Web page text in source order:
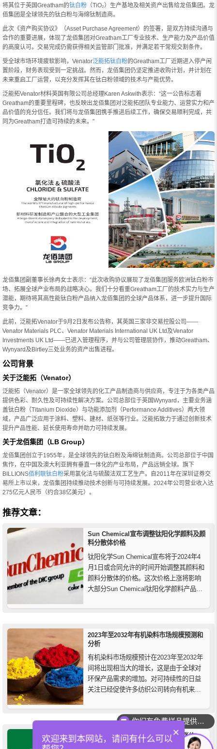
将其位于英国Greatham的钛白粉 （TiO₂）生产基地及相关资产出售给龙佰集团。龙
佰集团是全球领先的钛白粉与海绵钛制造商。
此次《资产购买协议》（Asset Purchase Agreement）的签署，是双方持续沟通与
合作的重要进展，体现了龙佰集团对Greatham工厂专业技术、生产能力及产品价值
的高度认可。交易完成仍需获得相关监管部门批准，并满足若干常规交割条件。
受全球市场环境疲软影响，Venator泛能拓钛白粉的Greatham工厂近期进入停产闲
置阶段，财务表现受到一定挑战。然而，龙佰集团仍坚定推进收购计划，并计划在
未来重启工厂运营，以充分发挥其在钛白粉领域的技术与产能优势。
泛能拓Venator材料英国有限公司总经理Karen Askwith表示：“这一公告标志着
Greatham的重要里程碑，也反映出龙佰集团对泛能拓团队专业能力、运营实力和产
品价值的充分信任。我们将与龙佰集团携手推进后续工作，确保交易顺利完成，共
同为Greatham打造可持续的未来。”
龙佰集团副董事长徐冉女士表示：“此次收购协议展现了龙佰集团服务欧洲钛白粉市
场、拓展全球产业布局的战略决心。我们十分看重Greatham工厂的技术实力与生产
潜能，期待将其高性能钛白粉产品纳入龙佰集团的全球产品体系，进一步提升国际
竞争力。”
此前，泛能拓Venator于9月2日发布公告称，其英国三家非交易控股公司——
Venator Materials PLC、Venator Materials International UK Ltd及Venator
Investments UK Ltd——已进入管理程序，并与公司管理层协作，推动Greatham、
Wynyard及Birtley三处业务的资产出售进程。
公司背景
关于泛能拓（Venator）
泛能拓（Venator）是一家全球领先的化工产品制造商与供应商，专注于为各类产品
提供色彩、耐久性及可持续性解决方案。公司总部位于英国Wynyard，主要业务涵
盖钛白粉（Titanium Dioxide）与功能添加剂（Performance Additives）两大领
域，产品广泛应用于涂料、塑料、建材、纸张等行业。泛能拓致力于通过创新技术
提升产品性能、延长使用寿命并助力可持续发展。
关于龙佰集团（LB Group）
龙佰集团创立于1955年，是全球领先的钛白粉及海绵钛制造商。公司总部位于中国
焦作，在中国及澳大利亚拥有垂直一体化的产业布局，产品远销全球。旗下
BILLIONS佰利联钛白粉采用氯化法与硫酸法双工艺生产。自2011年在深圳证券交
易所上市以来，龙佰集团持续推动技术创新与可持续发展。2024年公司营业收入达
275亿元人民币（约合38亿美元）。
推荐文章：
Sun Chemical宣布调整钛阳化学颜料及颜
料分散体价格
钛阳化学Sun Chemical宣布将于2024年4
月1日或合同允许的时间开始调整其颜料和
颜料分散体的价格。这次价格上涨将影响
大部分Sun Chemical钛阳化学颜料产品组
力成本、全球通货膨胀和不断上升的能源
素，但并没有足够的价格降低来抵消整
体...
2023年至2032年有机染料市场规模预测和
分析
有机染料市场规模预计在2023年至2032年
间将出现相当大的增长，这是由于全球对
环保产品需求的增加。对可持续性的日益
关注已经促使许多纺织公司转向有机来源
还用于为化妆品、食品等提供颜色。此
外，水性有机染料有助于为纸浆和造纸行
业提供优质颜料着色剂。
巨头领涨！巴斯夫全球塑料添加剂涨价
20% 原材料成本推高行业
你们有免费样品提供吗？
×
欢迎来到本网站，请问有什么可以